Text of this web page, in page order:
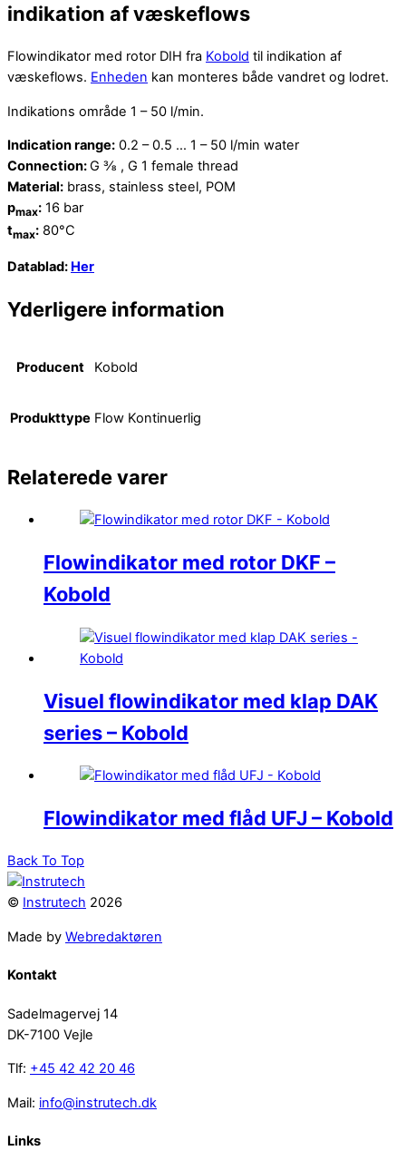
indikation af væskeflows
Flowindikator med rotor DIH fra Kobold til indikation af
væskeflows. Enheden kan monteres både vandret og lodret.
Indikations område 1 – 50 l/min.
Indication range: 0.2 – 0.5 … 1 – 50 l/min water
Connection:G ⅜ , G 1 female thread
Material: brass, stainless steel, POM
pmax: 16 bar
tmax: 80°C
Datablad: Her
Yderligere information
Producent Kobold
Produkttype Flow Kontinuerlig
Relaterede varer
Flowindikator med rotor DKF –
Kobold
Visuel flowindikator med klap DAK
series – Kobold
Flowindikator med flåd UFJ – Kobold
Back To Top
© Instrutech 2026
Made by Webredaktøren
Kontakt
Sadelmagervej 14
DK-7100 Vejle
Tlf: +45 42 42 20 46
Mail: info@instrutech.dk
Links